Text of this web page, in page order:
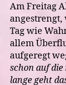
Am Freitag
Tag wie
allem
aufgeregt
schon auf
lange geht